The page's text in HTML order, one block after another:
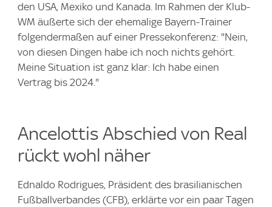
den USA, Mexiko und Kanada. Im Rahmen der Klub-
WM äußerte sich der ehemalige Bayern-Trainer
folgendermaßen auf einer Pressekonferenz: "Nein,
von diesen Dingen habe ich noch nichts gehört.
Meine Situation ist ganz klar: Ich habe einen
Vertrag bis 2024."
Ancelottis Abschied von Real
rückt wohl näher
Ednaldo Rodrigues, Präsident des brasilianischen
Fußballverbandes (CFB), erklärte vor ein paar Tagen